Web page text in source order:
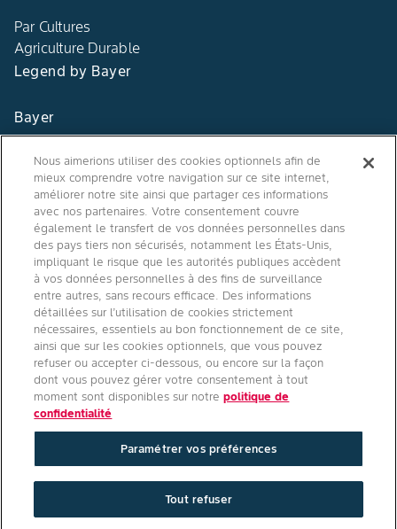
Par Cultures
Agriculture Durable
Legend by Bayer
Bayer
Contact
Qui sommes nous ?
Agro Bayer
France
Suivez-nous
Conditions générales d'utilisation
Politique de confidentialité site
Politique de confidentialité applications mobiles
Paramétrer vos préférences/Mentions légales
Nous aimerions utiliser des cookies optionnels afin de
mieux comprendre votre navigation sur ce site internet,
améliorer notre site ainsi que partager ces informations
avec nos partenaires. Votre consentement couvre
également le transfert de vos données personnelles dans
des pays tiers non sécurisés, notamment les États-Unis,
impliquant le risque que les autorités publiques accèdent
à vos données personnelles à des fins de surveillance
entre autres, sans recours efficace. Des informations
détaillées sur l’utilisation de cookies strictement
nécessaires, essentiels au bon fonctionnement de ce site,
ainsi que sur les cookies optionnels, que vous pouvez
refuser ou accepter ci-dessous, ou encore sur la façon
dont vous pouvez gérer votre consentement à tout
moment sont disponibles sur notrepolitique de
confidentialité
Paramétrer vos préférences
Tout refuser